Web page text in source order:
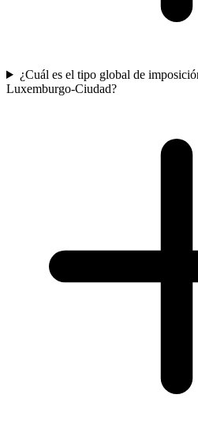
¿Cuál es el tipo global de
Luxemburgo-Ciudad?